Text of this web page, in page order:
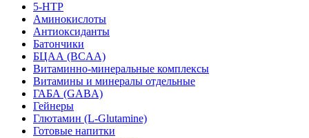
5-HTP
Аминокислоты
Антиоксиданты
Батончики
БЦАА (BCAA)
Витаминно-минеральные комплексы
Витамины и минералы отдельные
ГАБА (GABA)
Гейнеры
Глютамин (L-Glutamine)
Готовые напитки